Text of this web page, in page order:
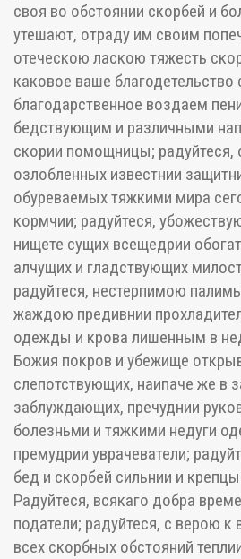
своя во обстоянии скорбей и
утешают, отраду им своим
отеческою ласкою тяжесть
каковое ваше благодетельство
благодарственное воздаем
бедствующим и различными
скории помощницы; радуйтеся,
озлобленных известнии
обуреваемых тяжкими мира
кормчии; радуйтеся,
нищете сущих всещедрии
алчущих и гладствующих
радуйтеся, нестерпимою
жаждою предивнии
одежды и крова лишенным в
Божия покров и убежище
слепотствующих, наипаче же в
заблуждающих, пречуднии
болезньми и тяжкими недуги
премудрии уврачеватели;
бед и скорбей сильнии и
Радуйтеся, всякаго добра
податели; радуйтеся, с верою
всех скорбных обстояний